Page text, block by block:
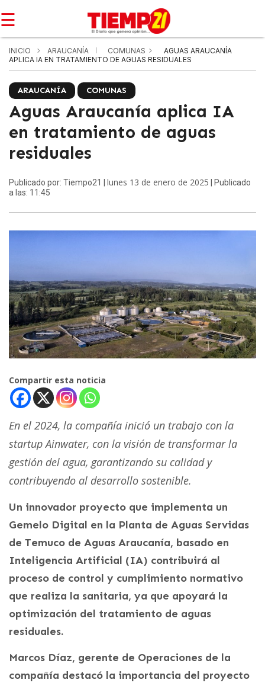
☰
INICIO ARAUCANÍA COMUNAS
AGUAS ARAUCANÍA
APLICA IA EN TRATAMIENTO DE AGUAS RESIDUALES
ARAUCANÍA COMUNAS
Aguas Araucanía aplica IA
en tratamiento de aguas
residuales
Publicado por: Tiempo21 | lunes 13 de enero de 2025 | Publicado
a las: 11:45
Compartir esta noticia
En el 2024, la compañía inició un trabajo con la
startup Ainwater, con la visión de transformar la
gestión del agua, garantizando su calidad y
contribuyendo al desarrollo sostenible.
Un innovador proyecto que implementa un
Gemelo Digital en la Planta de Aguas Servidas
de Temuco de Aguas Araucanía, basado en
Inteligencia Artificial (IA) contribuirá al
proceso de control y cumplimiento normativo
que realiza la sanitaria, ya que apoyará la
optimización del tratamiento de aguas
residuales.
Marcos Díaz, gerente de Operaciones de la
compañía destacó la importancia del proyecto